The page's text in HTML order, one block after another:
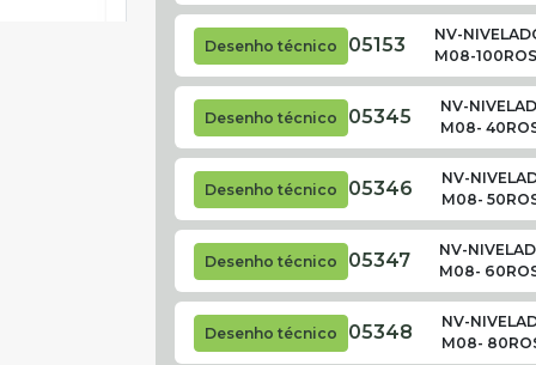
Desenho técnico 05153
NV-
M08-
Desenho técnico 05345
NV-
M08-
Desenho técnico 05346
NV-
M08-
Desenho técnico 05347
NV-
M08-
Desenho técnico 05348
NV-
M08-